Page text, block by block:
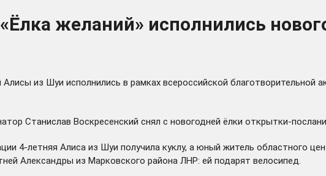
желаний» исполнились
из Шуи исполнились в рамках всероссийской благотворительной
Станислав Воскресенский снял с новогодней ёлки открытки-
4-летняя Алиса из Шуи получила куклу, а юный житель областного
Александры из Марковского района ЛНР: ей подарят велосипед.